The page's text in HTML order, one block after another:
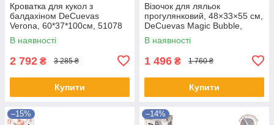
Кроватка для кукол з
балдахіном DeCuevas
Verona, 60*37*100см, 51078
В наявності
2 792 ₴ 3 285 ₴
Купити
Візочок для ляльок
прогулянковий, 48×33×55 см,
DeCuevas Magic Bubble,
90276
В наявності
1 496 ₴ 1 760 ₴
Купити
–15% –14%